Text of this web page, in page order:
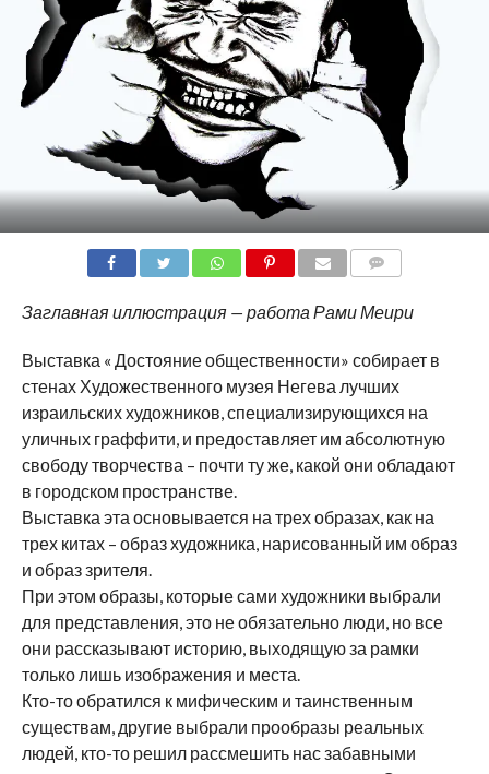
Заглавная иллюстрация — работа Рами Меири
Выставка « Достояние общественности» собирает в
стенах Художественного музея Негева лучших
израильских художников, специализирующихся на
уличных граффити, и предоставляет им абсолютную
свободу творчества – почти ту же, какой они обладают
в городском пространстве.
Выставка эта основывается на трех образах, как на
трех китах – образ художника, нарисованный им образ
и образ зрителя.
При этом образы, которые сами художники выбрали
для представления, это не обязательно люди, но все
они рассказывают историю, выходящую за рамки
только лишь изображения и места.
Кто-то обратился к мифическим и таинственным
существам, другие выбрали прообразы реальных
людей, кто-то решил рассмешить нас забавными